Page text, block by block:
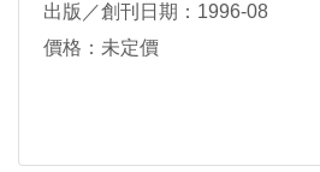
出版／創刊日期：1996-08
價格：未定價